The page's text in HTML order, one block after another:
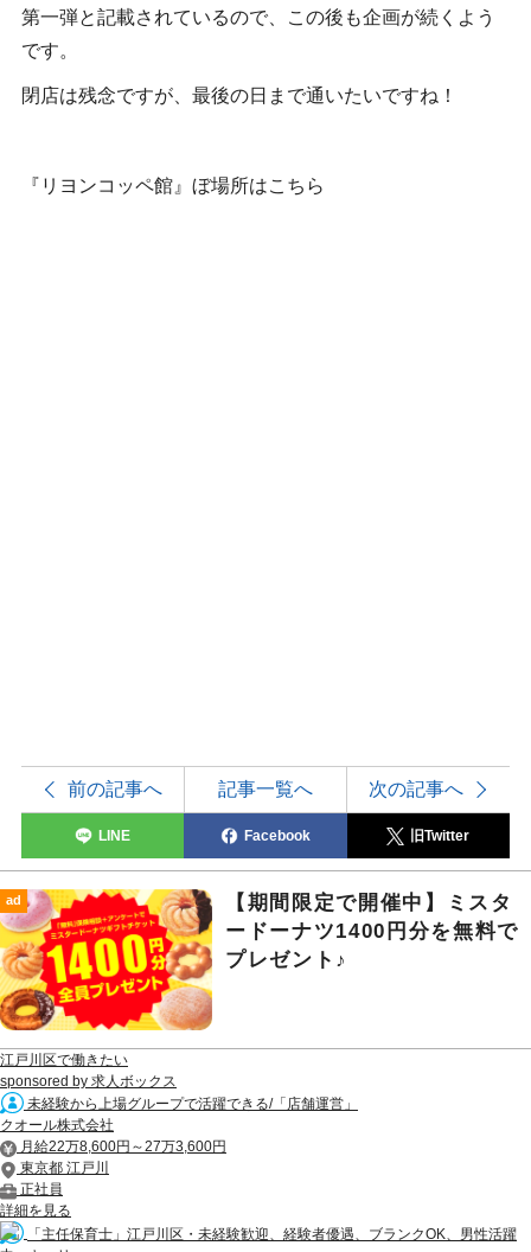
第一弾と記載されているので、この後も企画が続くよう
です。
閉店は残念ですが、最後の日まで通いたいですね！
『リヨンコッペ館』ぼ場所はこちら
前の記事へ 記事一覧へ 次の記事へ
LINE Facebook 旧Twitter
ad
【期間限定で開催中】ミスタ
ードーナツ1400円分を無料で
プレゼント♪
江戸川区で働きたい
sponsored by 求人ボックス
未経験から上場グループで活躍できる/「店舗運営」
クオール株式会社
月給22万8,600円～27万3,600円
東京都 江戸川
正社員
詳細を見る
「主任保育士」江戸川区・未経験歓迎、経験者優遇、ブランクOK、男性活躍